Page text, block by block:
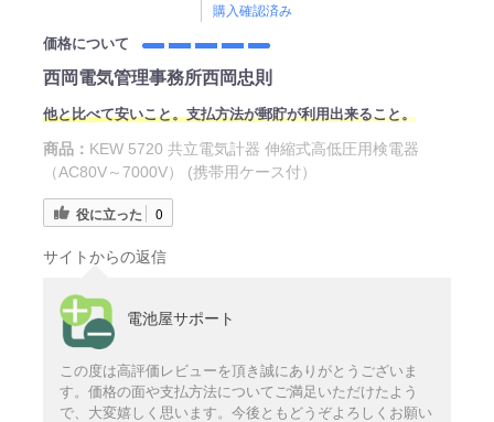
購入確認済み
価格について
西岡電気管理事務所西岡忠則
他と比べて安いこと。支払方法が郵貯が利用出来ること。
商品： KEW 5720 共立電気計器 伸縮式高低圧用検電器
（AC80V～7000V） (携帯用ケース付）
役に立った 0
サイトからの返信
電池屋サポート
この度は高評価レビューを頂き誠にありがとうございま
す。価格の面や支払方法についてご満足いただけたよう
で、大変嬉しく思います。今後ともどうぞよろしくお願い